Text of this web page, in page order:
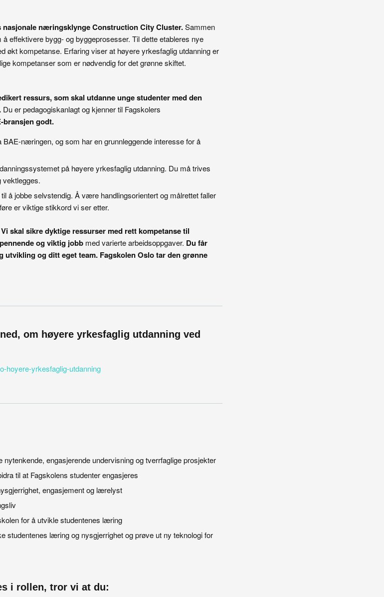
nasjonale næringsklynge Construction City Cluster.Sammen
effektivere bygg- og byggeprosesser. Til dette etableres nye
økt kompetanse. Erfaring viser at høyere yrkesfaglig utdanning er
kompetanser som er nødvendig for det grønne skiftet.
ressurs, som skal utdanne unge studenter med den
Du er pedagogiskanlagt og kjenner til Fagskolers
bransjen godt.
næringen, og som har en grunnleggende interesse for å
på høyere yrkesfaglig utdanning. Du må trives
å jobbe selvstendig. Å være handlingsorientert og målrettet faller
er viktige stikkord vi ser etter.
Vi skal sikre dyktige ressurser med rett kompetanse til
og viktig jobbmed varierte arbeidsoppgaver. Du får
og ditt eget team. Fagskolen Oslo tar den grønne
om høyere yrkesfaglig utdanning ved
hoyere-yrkesfaglig-utdanning
nytenkende, engasjerende undervisning og tverrfaglige prosjekter
til at Fagskolens studenter engasjeres
engasjement og lærelyst
for å utvikle studentenes læring
studentenes læring og nysgjerrighet og prøve ut ny teknologi for
i rollen, tror vi at du: